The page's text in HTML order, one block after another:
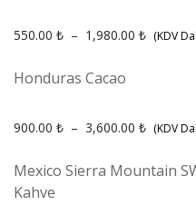
550.00 ₺ – 1,980.00 ₺ (KDV
Honduras Cacao
900.00 ₺ – 3,600.00 ₺ (KDV
Mexico Sierra Mountain
Kahve